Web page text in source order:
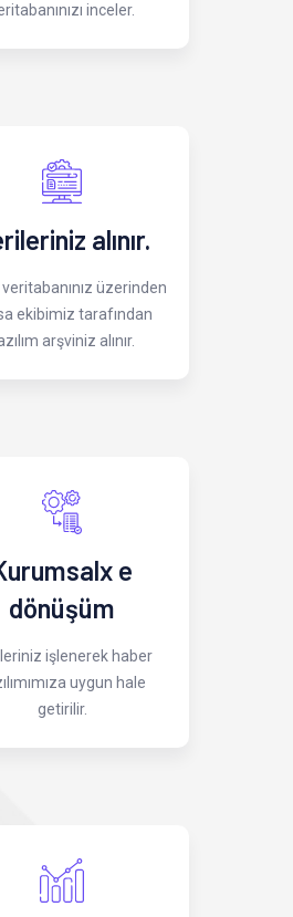
inceler.
alınır.
üzerinden
ekibimiz tarafından
arşviniz alınır.
e
dönüşüm
işlenerek haber
uygun hale
getirilir.